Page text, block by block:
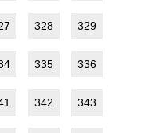
328 329
335 336
342 343